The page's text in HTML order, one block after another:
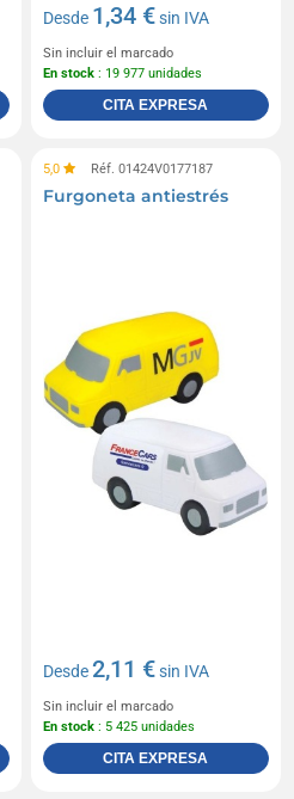
Desde 1,34 €sin IVA
Sin incluir el marcado
En stock : 19 977 unidades
CITA EXPRESA
5,0 Réf. 01424V0177187
Furgoneta antiestrés
Desde2,11 €sin IVA
Sin incluir el marcado
En stock : 5 425 unidades
CITA EXPRESA